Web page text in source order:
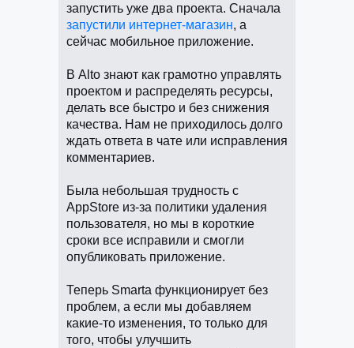
запустить уже два проекта. Сначала
запустили интернет-магазин, а
сейчас мобильное приложение.
В Alto знают как грамотно управлять
проектом и распределять ресурсы,
делать все быстро и без снижения
качества. Нам не приходилось долго
ждать ответа в чате или исправления
комментариев.
Была небольшая трудность с
AppStore из-за политики удаления
пользователя, но мы в короткие
сроки все исправили и смогли
опубликовать приложение.
Теперь Smarta функционирует без
проблем, а если мы добавляем
какие-то изменения, то только для
того, чтобы улучшить